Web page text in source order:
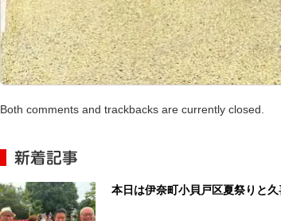
Both comments and trackbacks are currently closed.
新着記事
本日は伊奈町小貝戸区夏祭りと